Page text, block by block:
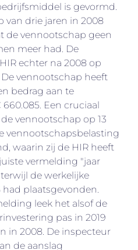
is gevormd.
van drie jaren in 2008
de vennootschap geen
meer had. De
echter na 2008 op
vennootschap heeft
bedrag aan te
Een cruciaal
vennootschap op 13
vennootschapsbelasting
waarin zij de HIR heeft
vermelding "jaar
de werkelijke
plaatsgevonden.
leek het alsof de
pas in 2019
in 2008. De inspecteur
de aanslag